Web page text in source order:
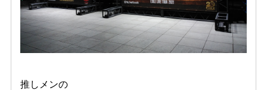
推しメンの